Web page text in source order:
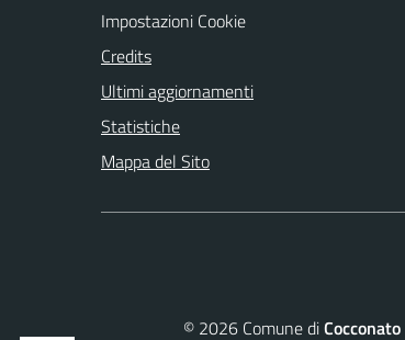
Impostazioni Cookie
Credits
Ultimi aggiornamenti
Statistiche
Mappa del Sito
© 2026 Comune diCocconato